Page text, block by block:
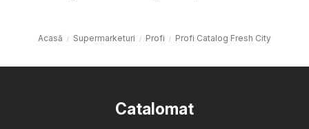
Acasă Supermarketuri Profi Profi Catalog Fresh City
Catalomat